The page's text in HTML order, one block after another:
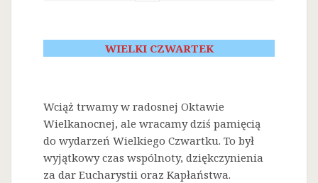
WIELKI CZWARTEK
Wciąż trwamy w radosnej Oktawie
Wielkanocnej, ale wracamy dziś pamięcią
do wydarzeń Wielkiego Czwartku. To był
wyjątkowy czas wspólnoty, dziękczynienia
za dar Eucharystii oraz Kapłaństwa.